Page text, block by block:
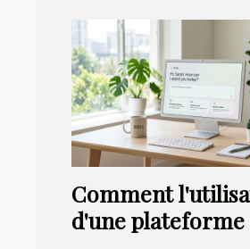
Comment
d'une plateforme